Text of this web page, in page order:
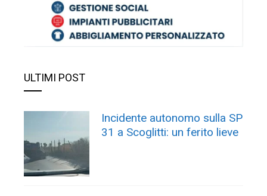
ULTIMI POST
Incidente autonomo sulla SP
31 a Scoglitti: un ferito lieve